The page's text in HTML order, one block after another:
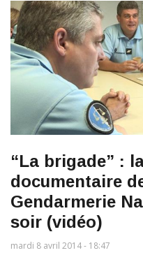
“La brigade” :
documentaire
Gendarmerie
soir (vidéo)
mardi 8 avril 2014 - 18:47